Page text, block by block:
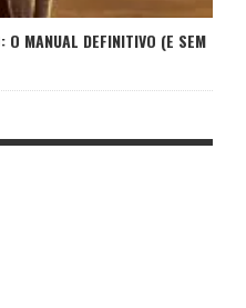
O MANUAL DEFINITIVO (E SEM